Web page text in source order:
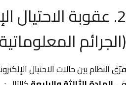
2. عقوبة الاحتيال
(الجرائم
فرّق النظام بين حالات الاحتيال